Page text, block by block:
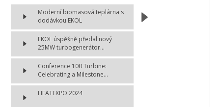
Moderní biomasová teplárna s
dodávkou EKOL
EKOL úspěšně předal nový
25MW turbogenerátor...
Conference 100 Turbine:
Celebrating a Milestone...
HEATEXPO 2024